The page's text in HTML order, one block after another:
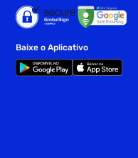
Baixe o Aplicativo